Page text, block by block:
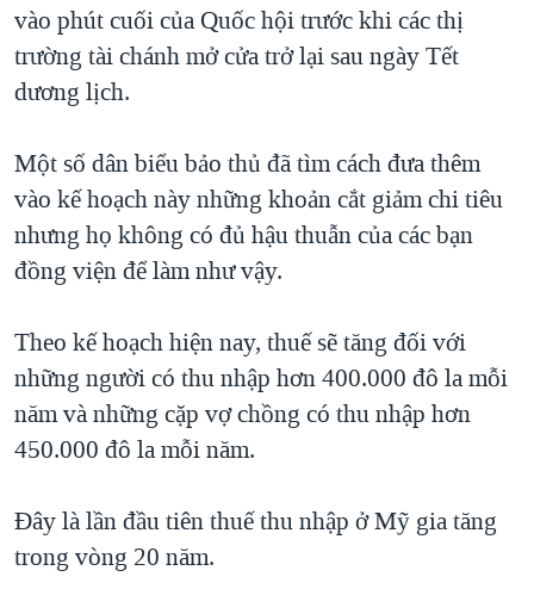
BÊN KIA QUỐC LỘ: TIẾNG VỌNG TỪ NÔNG THÔN MỸ
QUAN HỆ VIỆT MỸ
vào phút cuối của Quốc hội trước khi các thị
trường tài chánh mở cửa trở lại sau ngày Tết
dương lịch.
Một số dân biểu bảo thủ đã tìm cách đưa thêm
vào kế hoạch này những khoản cắt giảm chi tiêu
nhưng họ không có đủ hậu thuẫn của các bạn
đồng viện để làm như vậy.
Theo kế hoạch hiện nay, thuế sẽ tăng đối với
những người có thu nhập hơn 400.000 đô la mỗi
năm và những cặp vợ chồng có thu nhập hơn
450.000 đô la mỗi năm.
Đây là lần đầu tiên thuế thu nhập ở Mỹ gia tăng
trong vòng 20 năm.